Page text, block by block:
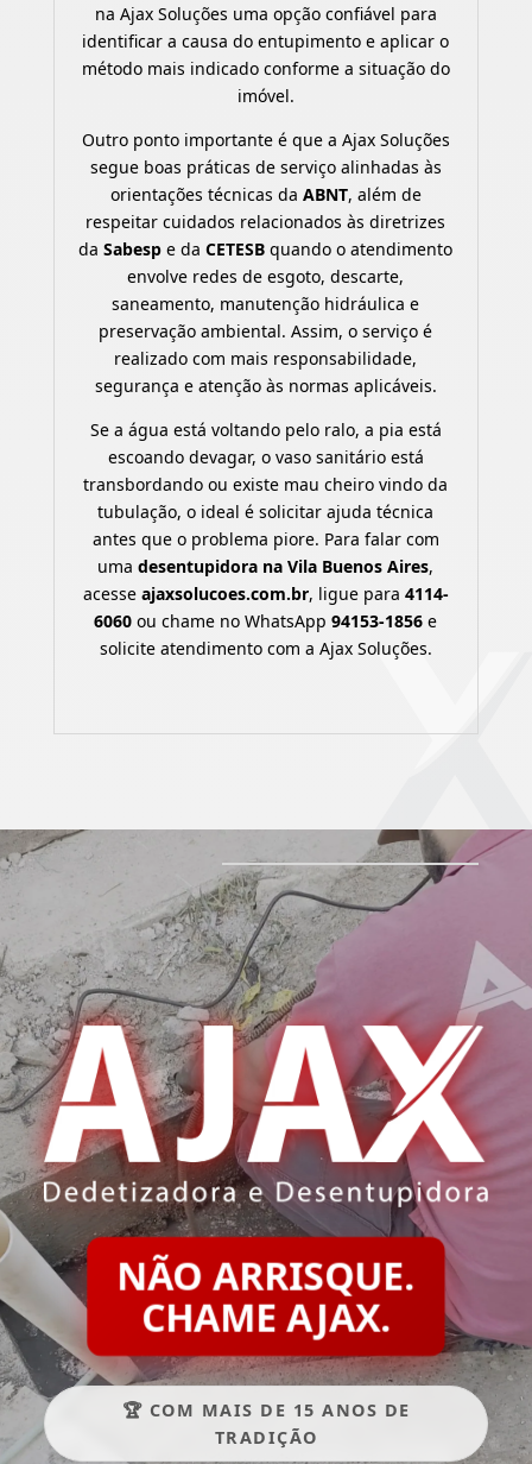
na Ajax Soluções uma opção confiável para
identificar a causa do entupimento e aplicar o
método mais indicado conforme a situação do
imóvel.
Outro ponto importante é que a Ajax Soluções
segue boas práticas de serviço alinhadas às
orientações técnicas da ABNT, além de
respeitar cuidados relacionados às diretrizes
daSabesp e daCETESB quando o atendimento
envolve redes de esgoto, descarte,
saneamento, manutenção hidráulica e
preservação ambiental. Assim, o serviço é
realizado com mais responsabilidade,
segurança e atenção às normas aplicáveis.
Se a água está voltando pelo ralo, a pia está
escoando devagar, o vaso sanitário está
transbordando ou existe mau cheiro vindo da
tubulação, o ideal é solicitar ajuda técnica
antes que o problema piore. Para falar com
umadesentupidora na Vila Buenos Aires,
acesse ajaxsolucoes.com.br, ligue para 4114-
6060 ou chame no WhatsApp94153-1856 e
solicite atendimento com a Ajax Soluções.
NÃO ARRISQUE.
CHAME AJAX.
🏆 COM MAIS DE 15 ANOS DE
TRADIÇÃO